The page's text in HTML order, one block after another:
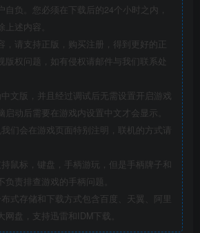
自负。您必须在下载后的24个小时之内，
述内容。
，请支持正版，购买注册，得到更好的正
版权问题，如有侵权请邮件与我们联系处
文版，并且经过调试后无需设置开启游戏
启动后需要在游戏内设置中文才会显示。
们会在游戏页面特别注明，联机的方式请
鼠标，键盘，手柄游玩，但是手柄牌子和
责排查游戏的手柄问题。
式存储和下载方式包含百度、天翼、阿里
盘，支持迅雷和IDM下载。